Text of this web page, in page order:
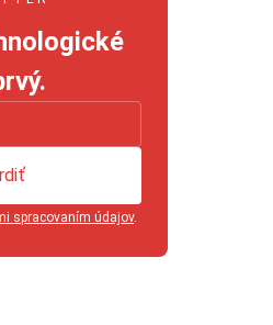
spracovaním údajov.